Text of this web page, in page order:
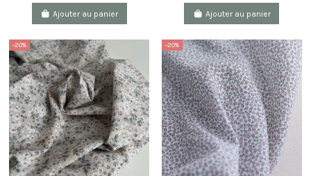
Ajouter au panier Ajouter au panier
-20% -20%